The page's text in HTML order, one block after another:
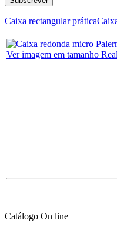
Caixa rectangular prática
Ver imagem em tamanho Real
Catálogo On line